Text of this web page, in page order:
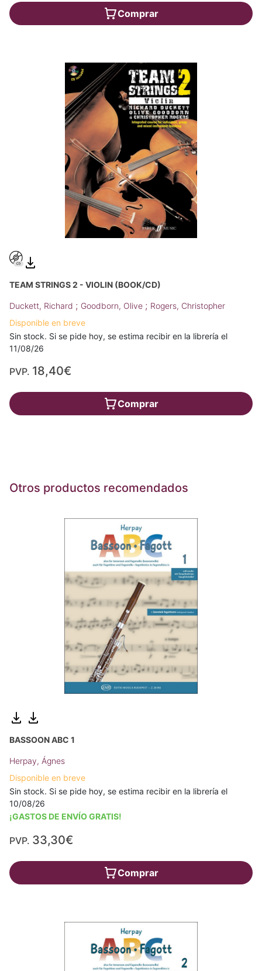
Comprar
TEAM STRINGS 2 - VIOLIN (BOOK/CD)
Duckett, Richard ; Goodborn, Olive ; Rogers, Christopher
Disponible en breve
Sin stock. Si se pide hoy, se estima recibir en la librería el
11/08/26
PVP. 18,40€
Comprar
Otros productos recomendados
BASSOON ABC 1
Herpay, Ágnes
Disponible en breve
Sin stock. Si se pide hoy, se estima recibir en la librería el
10/08/26
¡GASTOS DE ENVÍO GRATIS!
PVP. 33,30€
Comprar